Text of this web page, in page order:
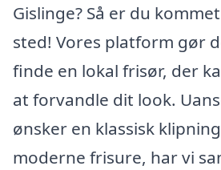
Gislinge? Så er du
sted! Vores platform gør
finde en lokal frisør, der
at forvandle dit look.
ønsker en klassisk
moderne frisure, har vi